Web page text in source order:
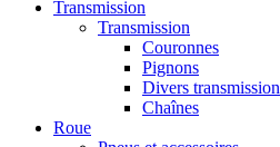
Transmission
Transmission
Couronnes
Pignons
Divers transmission
Chaînes
Roue